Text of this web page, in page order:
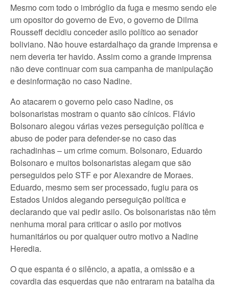
Mesmo com todo o imbróglio da fuga e mesmo sendo ele
um opositor do governo de Evo, o governo de Dilma
Rousseff decidiu conceder asilo político ao senador
boliviano. Não houve estardalhaço da grande imprensa e
nem deveria ter havido. Assim como a grande imprensa
não deve continuar com sua campanha de manipulação
e desinformação no caso Nadine.
Ao atacarem o governo pelo caso Nadine, os
bolsonaristas mostram o quanto são cínicos. Flávio
Bolsonaro alegou várias vezes perseguição política e
abuso de poder para defender-se no caso das
rachadinhas – um crime comum. Bolsonaro, Eduardo
Bolsonaro e muitos bolsonaristas alegam que são
perseguidos pelo STF e por Alexandre de Moraes.
Eduardo, mesmo sem ser processado, fugiu para os
Estados Unidos alegando perseguição política e
declarando que vai pedir asilo. Os bolsonaristas não têm
nenhuma moral para criticar o asilo por motivos
humanitários ou por qualquer outro motivo a Nadine
Heredia.
O que espanta é o silêncio, a apatia, a omissão e a
covardia das esquerdas que não entraram na batalha da